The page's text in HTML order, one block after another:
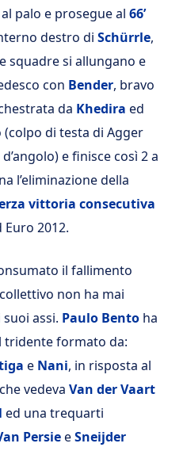
palo e prosegue al 66’
destro di Schürrle,
squadre si allungano e
con Bender, bravo
da Khedira ed
(colpo di testa di Agger
e finisce così 2 a
l’eliminazione della
vittoria consecutiva
Euro 2012.
il fallimento
non ha mai
assi. Paulo Bento ha
tridente formato da:
e Nani, in risposta al
vedeva Van der Vaart
ed una trequarti
PersieeSneijder